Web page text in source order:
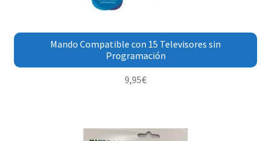
Mando Compatible con 15 Televisores sin
Programación
9,95€